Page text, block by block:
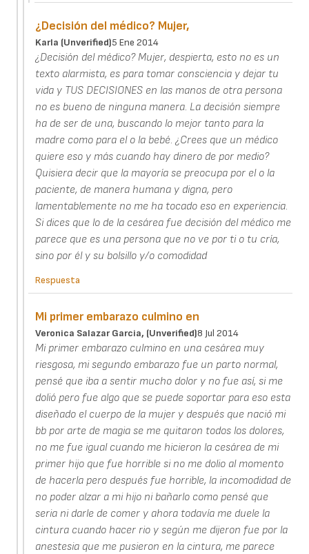
¿Decisión del médico? Mujer,
Karla (unverified)5 Ene 2014
¿Decisión del médico? Mujer, despierta, esto no es un
texto alarmista, es para tomar consciencia y dejar tu
vida y TUS DECISIONES en las manos de otra persona
no es bueno de ninguna manera. La decisión siempre
ha de ser de una, buscando lo mejor tanto para la
madre como para el o la bebé. ¿Crees que un médico
quiere eso y más cuando hay dinero de por medio?
Quisiera decir que la mayoría se preocupa por el o la
paciente, de manera humana y digna, pero
lamentablemente no me ha tocado eso en experiencia.
Si dices que lo de la cesárea fue decisión del médico me
parece que es una persona que no ve por ti o tu cría,
sino por él y su bolsillo y/o comodidad
Respuesta
Mi primer embarazo culmino en
Veronica Salazar Garcia, (unverified)8 Jul 2014
Mi primer embarazo culmino en una cesárea muy
riesgosa, mi segundo embarazo fue un parto normal,
pensé que iba a sentir mucho dolor y no fue así, si me
dolió pero fue algo que se puede soportar para eso esta
diseñado el cuerpo de la mujer y después que nació mi
bb por arte de magia se me quitaron todos los dolores,
no me fue igual cuando me hicieron la cesárea de mi
primer hijo que fue horrible si no me dolio al momento
de hacerla pero después fue horrible, la incomodidad de
no poder alzar a mi hijo ni bañarlo como pensé que
seria ni darle de comer y ahora todavía me duele la
cintura cuando hacer rio y según me dijeron fue por la
anestesia que me pusieron en la cintura, me parece